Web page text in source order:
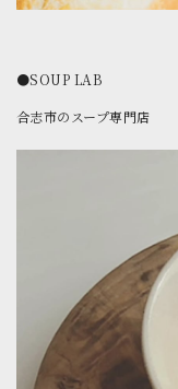
●SOUP LAB
合志市のスープ専門店